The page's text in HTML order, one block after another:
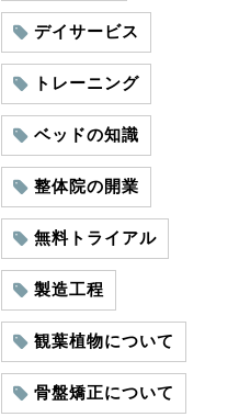
デイサービス
トレーニング
ベッドの知識
整体院の開業
無料トライアル
製造工程
観葉植物について
骨盤矯正について